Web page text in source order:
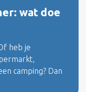
wat doe
heb je
camping? Dan